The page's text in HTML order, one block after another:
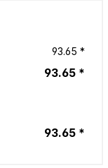
93.65 *
93.65 *
93.65 *